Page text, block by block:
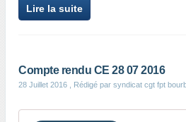
Lire la suite
Compte rendu CE 28 07 2016
28 Juillet 2016 , Rédigé par syndicat cgt fpt